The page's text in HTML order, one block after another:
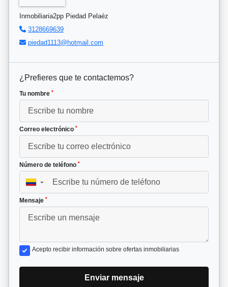
Inmobiliaria2pp Piedad Pelaéz
3128669639
piedad1113@hotmail.com
¿Prefieres que te contactemos?
Tu nombre *
Correo electrónico *
Número de teléfono *
▼
Mensaje *
Acepto recibir información sobre ofertas inmobiliarias
Enviar mensaje